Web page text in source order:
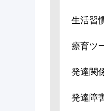
生活習
療育ツ
発達関
発達障